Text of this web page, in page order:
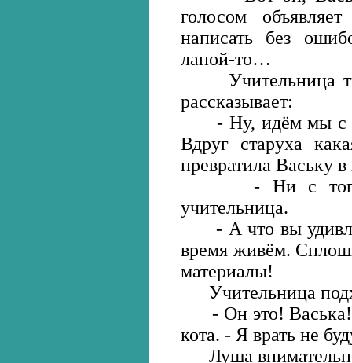
голосом
написать без
лапой-то…
Учительница
рассказывает:
- Ну, идём мы с
Вдруг старуха
превратила Ваську
- Ни с того ни
учительница.
- А что вы
время живём.
материалы!
Учительница
- Он это! Васька!
кота. - Я врать не
Луша внимательно